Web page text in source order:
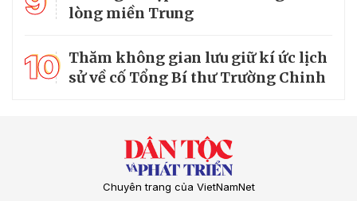
lòng miền Trung
10 Thăm không gian lưu giữ kí ức lịch
sử về cố Tổng Bí thư Trường Chinh
Chuyên trang của VietNamNet